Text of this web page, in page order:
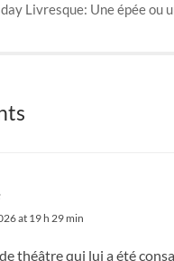
Livresque: Une épée ou
at 19 h 29 min
de théâtre qui lui a été